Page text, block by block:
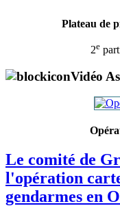
Plateau de
2e
Vidéo
Le comité de
l'opération
gendarmes en